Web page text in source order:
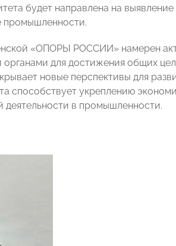
будет направлена на
промышленности.
«ОПОРЫ РОССИИ» намерен
для достижения общих
новые перспективы для
способствует укреплению
деятельности в промышленности.